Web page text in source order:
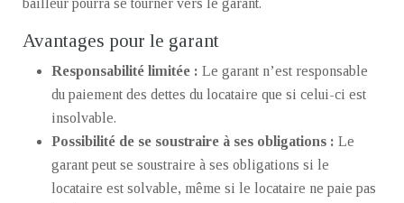
bailleur pourra se tourner vers le garant.
Avantages pour le garant
Responsabilité limitée : Le garant n’est responsable
du paiement des dettes du locataire que si celui-ci est
insolvable.
Possibilité de se soustraire à ses obligations : Le
garant peut se soustraire à ses obligations si le
locataire est solvable, même si le locataire ne paie pas